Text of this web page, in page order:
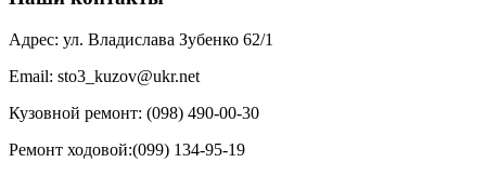
Адрес: ул. Владислава Зубенко 62/1
Email: sto3_kuzov@ukr.net
Кузовной ремонт: (098) 490-00-30
Ремонт ходовой:(099) 134-95-19